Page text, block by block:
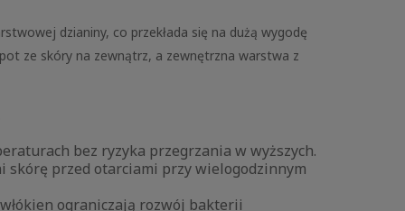
dzianiny, co przekłada się na dużą wygodę
ze skóry na zewnątrz, a zewnętrzna warstwa z
bez ryzyka przegrzania w wyższych.
skórę przed otarciami przy wielogodzinnym
ograniczają rozwój bakterii